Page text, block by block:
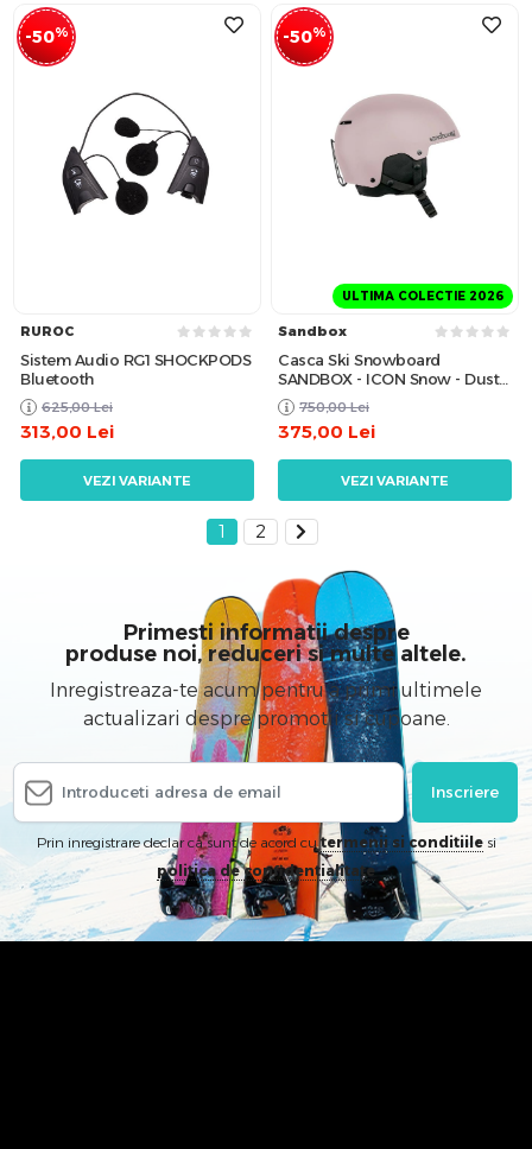
-50%
RUROC
Sistem Audio RG1 SHOCKPODS
Bluetooth
625,00 Lei
313,00 Lei
VEZI VARIANTE
-50%
ULTIMA COLECTIE 2026
Sandbox
Casca Ski Snowboard
SANDBOX - ICON Snow - Dusty
Pink750,00 Lei
375,00 Lei
VEZI VARIANTE
1 2
Primesti informatii despre
produse noi, reduceri si multe altele.
Inregistreaza-te acum pentru a primi ultimele
actualizari despre promotii si cupoane.
Inscriere
Prin inregistrare declar ca sunt de acord cutermenii si conditiilesi
politica de confidentialitate